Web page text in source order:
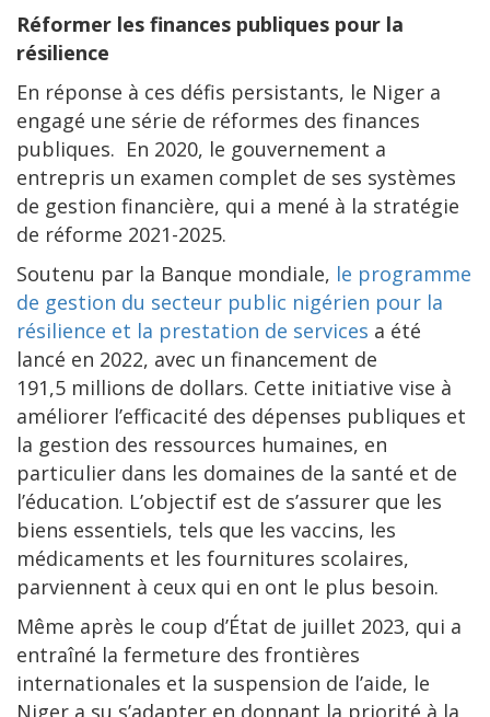
Réformer les finances publiques pour la
résilience
En réponse à ces défis persistants, le Niger a
engagé une série de réformes des finances
publiques. En 2020, le gouvernement a
entrepris un examen complet de ses systèmes
de gestion financière, qui a mené à la stratégie
de réforme 2021-2025.
Soutenu par la Banque mondiale, le programme
de gestion du secteur public nigérien pour la
résilience et la prestation de services a été
lancé en 2022, avec un financement de
191,5 millions de dollars. Cette initiative vise à
améliorer l’efficacité des dépenses publiques et
la gestion des ressources humaines, en
particulier dans les domaines de la santé et de
l’éducation. L’objectif est de s’assurer que les
biens essentiels, tels que les vaccins, les
médicaments et les fournitures scolaires,
parviennent à ceux qui en ont le plus besoin.
Même après le coup d’État de juillet 2023, qui a
entraîné la fermeture des frontières
internationales et la suspension de l’aide, le
Niger a su s’adapter en donnant la priorité à la